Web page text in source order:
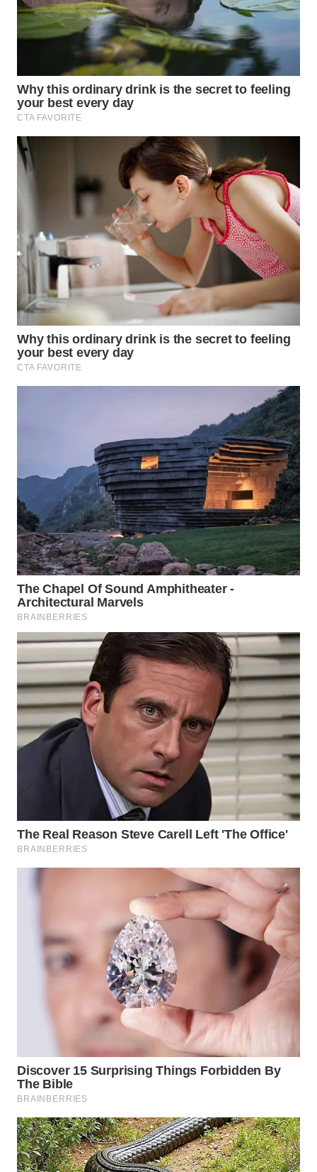
PRIANGAN
TIMUR
SEMARANG
WN
SOLO
MADURA
WN
SURABAYA
WN
NATUNA
WN
LIKUPANG
WN
LABUANBAJO
WN
BORNEO
Wahana
Media
WAHANA
NEWS
WAHANA
ADVOKAT
WAHANA
WAHANA
WAHANA
TV
WAHANANEWS
ID